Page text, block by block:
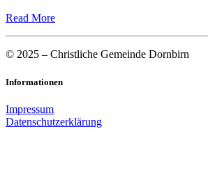
Read More
© 2025 – Christliche Gemeinde Dornbirn
Informationen
Impressum
Datenschutzerklärung